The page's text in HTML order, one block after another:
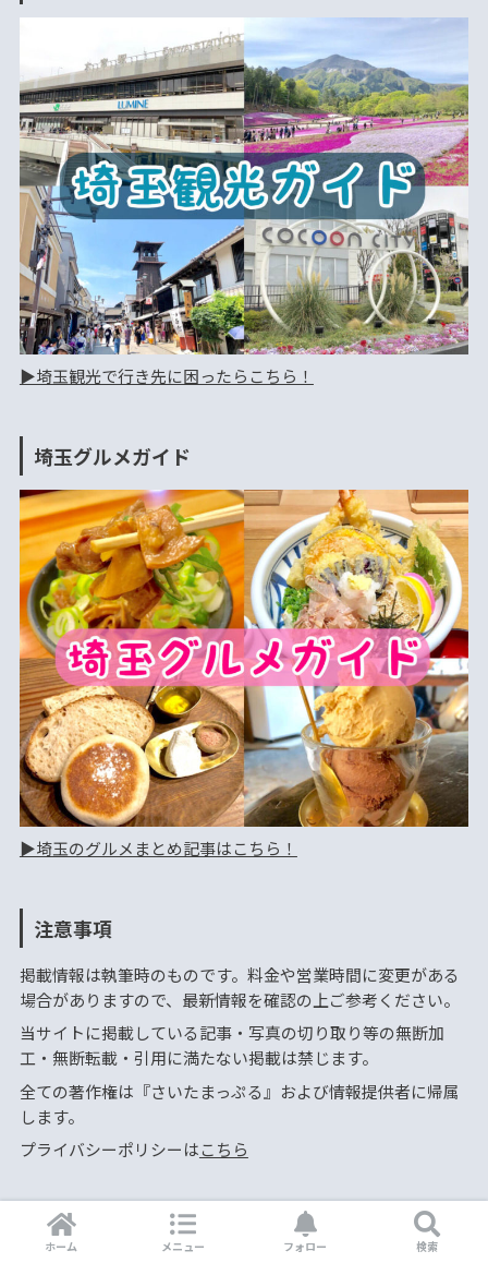
▶︎埼玉観光で行き先に困ったらこちら！
埼玉グルメガイド
▶︎埼玉のグルメまとめ記事はこちら！
注意事項
掲載情報は執筆時のものです。料金や営業時間に変更がある
場合がありますので、最新情報を確認の上ご参考ください。
当サイトに掲載している記事・写真の切り取り等の無断加
工・無断転載・引用に満たない掲載は禁じます。
全ての著作権は『さいたまっぷる』および情報提供者に帰属
します。
プライバシーポリシーはこちら
HOME
ホーム メニュー フォロー 検索